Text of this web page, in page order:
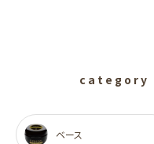
category
ベース